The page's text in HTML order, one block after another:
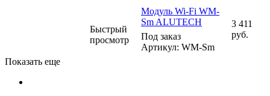
Быстрый
просмотр
Модуль Wi-Fi WM-
Sm ALUTECH
Под заказ
Артикул: WM-Sm
3 411
руб.
Показать еще